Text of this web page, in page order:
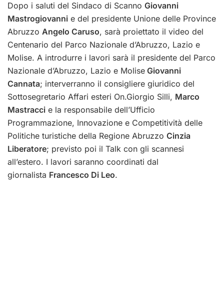
Dopo i saluti del Sindaco di Scanno Giovanni
Mastrogiovanni e del presidente Unione delle Province
Abruzzo Angelo Caruso, sarà proiettato il video del
Centenario del Parco Nazionale d’Abruzzo, Lazio e
Molise. A introdurre i lavori sarà il presidente del Parco
Nazionale d’Abruzzo, Lazio e Molise Giovanni
Cannata; interverranno il consigliere giuridico del
Sottosegretario Affari esteri On.Giorgio Silli, Marco
Mastracci e la responsabile dell’Ufficio
Programmazione, Innovazione e Competitività delle
Politiche turistiche della Regione Abruzzo Cinzia
Liberatore; previsto poi il Talk con gli scannesi
all’estero. I lavori saranno coordinati dal
giornalista Francesco Di Leo.